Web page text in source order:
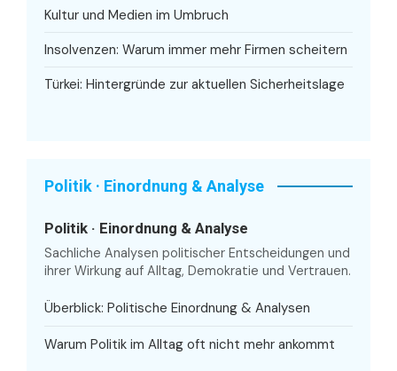
Kultur und Medien im Umbruch
Insolvenzen: Warum immer mehr Firmen scheitern
Türkei: Hintergründe zur aktuellen Sicherheitslage
Politik · Einordnung & Analyse
Politik · Einordnung & Analyse
Sachliche Analysen politischer Entscheidungen und
ihrer Wirkung auf Alltag, Demokratie und Vertrauen.
Überblick: Politische Einordnung & Analysen
Warum Politik im Alltag oft nicht mehr ankommt